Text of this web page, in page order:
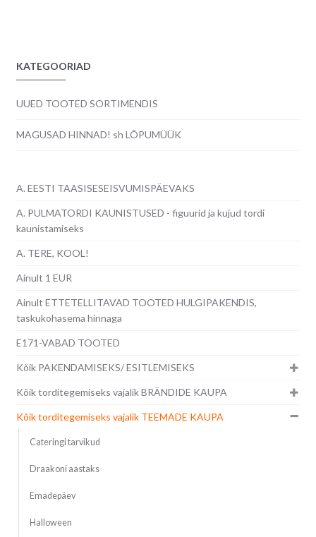
KATEGOORIAD
UUED TOOTED SORTIMENDIS
MAGUSAD HINNAD! sh LÕPUMÜÜK
A. EESTI TAASISESEISVUMISPÄEVAKS
A. PULMATORDI KAUNISTUSED - figuurid ja kujud tordi
kaunistamiseks
A. TERE, KOOL!
Ainult 1 EUR
Ainult ETTETELLITAVAD TOOTED HULGIPAKENDIS,
taskukohasema hinnaga
E171-VABAD TOOTED
Kõik PAKENDAMISEKS/ ESITLEMISEKS
Kõik torditegemiseks vajalik BRÄNDIDE KAUPA
Kõik torditegemiseks vajalik TEEMADE KAUPA
Cateringi tarvikud
Draakoni aastaks
Emadepäev
Halloween